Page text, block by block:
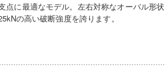
点に最適なモデル。左右対称なオーバル形状
の高い破断強度を誇ります。